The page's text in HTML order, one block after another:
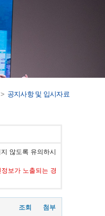
공지사항 및 입시자료
않도록 유의하시
보가 노출되는 경
조회 첨부